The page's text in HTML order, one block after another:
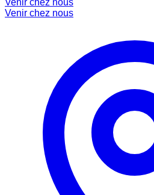
Venir chez nous
Venir chez nous